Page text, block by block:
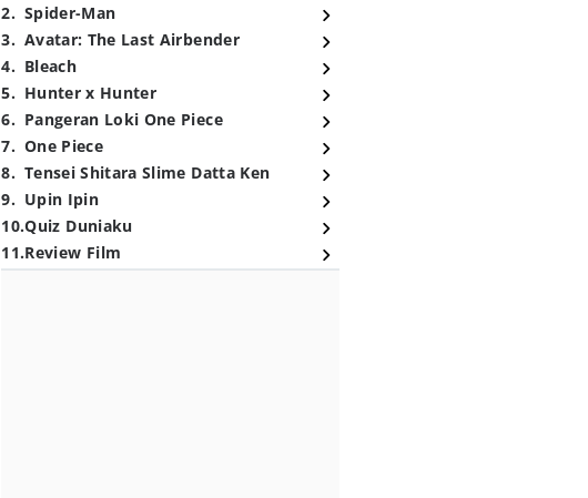
2. Spider-Man
3. Avatar: The Last Airbender
4. Bleach
5. Hunter x Hunter
6. Pangeran Loki One Piece
7. One Piece
8. Tensei Shitara Slime Datta Ken
9. Upin Ipin
10.Quiz Duniaku
11.Review Film